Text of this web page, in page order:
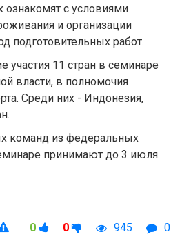
ознакомят с условиями
и организации
подготовительных работ.
11 стран в семинаре
власти, в полномочия
Среди них - Индонезия,
команд из федеральных
принимают до 3 июля.
0 0 945 0